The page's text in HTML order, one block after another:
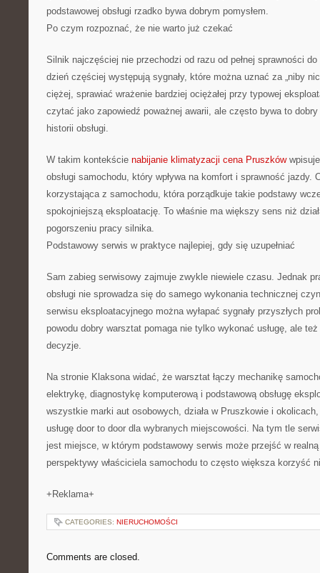
podstawowej obsługi rzadko bywa dobrym pomysłem.
Po czym rozpoznać, że nie warto już czekać
Silnik najczęściej nie przechodzi od razu od pełnej sprawności
dzień częściej występują sygnały, które można uznać za „niby
ciężej, sprawiać wrażenie bardziej ociężałej przy typowej
czytać jako zapowiedź poważnej awarii, ale często bywa to
historii obsługi.
W takim kontekście nabijanie klimatyzacji cena Pruszków
obsługi samochodu, który wpływa na komfort i sprawność jazdy.
korzystająca z samochodu, która porządkuje takie podstawy
spokojniejszą eksploatację. To właśnie ma większy sens niż
pogorszeniu pracy silnika.
Podstawowy serwis w praktyce najlepiej, gdy się uzupełniać
Sam zabieg serwisowy zajmuje zwykle niewiele czasu. Jednak
obsługi nie sprowadza się do samego wykonania technicznej
serwisu eksploatacyjnego można wyłapać sygnały przyszłych
powodu dobry warsztat pomaga nie tylko wykonać usługę, ale
decyzje.
Na stronie Klaksona widać, że warsztat łączy mechanikę
elektrykę, diagnostykę komputerową i podstawową obsługę
wszystkie marki aut osobowych, działa w Pruszkowie i
usługę door to door dla wybranych miejscowości. Na tym tle
jest miejsce, w którym podstawowy serwis może przejść w
perspektywy właściciela samochodu to często większa korzyść
+Reklama+
CATEGORIES: NIERUCHOMOŚCI
Comments are closed.